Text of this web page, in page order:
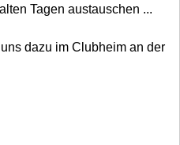
Tagen austauschen ...
dazu im Clubheim an der